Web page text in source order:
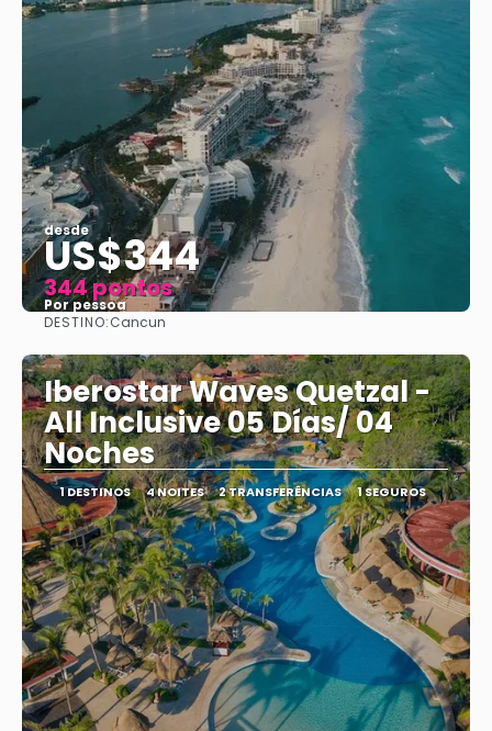
desde
US$344
344 pontos
Por pessoa
DESTINO:Cancun
Iberostar Waves Quetzal -
All Inclusive 05 Días/ 04
Noches
1 DESTINOS 4 NOITES 2 TRANSFERÊNCIAS 1 SEGUROS